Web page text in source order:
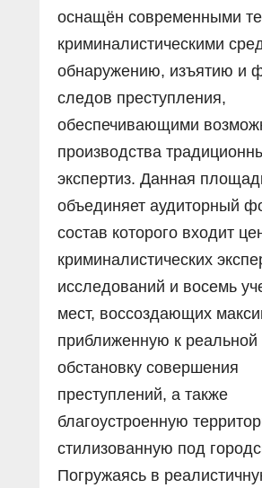
оснащён современными
криминалистическими
обнаружению, изъятию и
следов преступления,
обеспечивающими
производства
экспертиз. Данная
объединяет аудиторный
состав которого входит
криминалистических
исследований и восемь
мест, воссоздающих
приближенную к реальной
обстановку совершения
преступлений, а также
благоустроенную
стилизованную под
Погружаясь в